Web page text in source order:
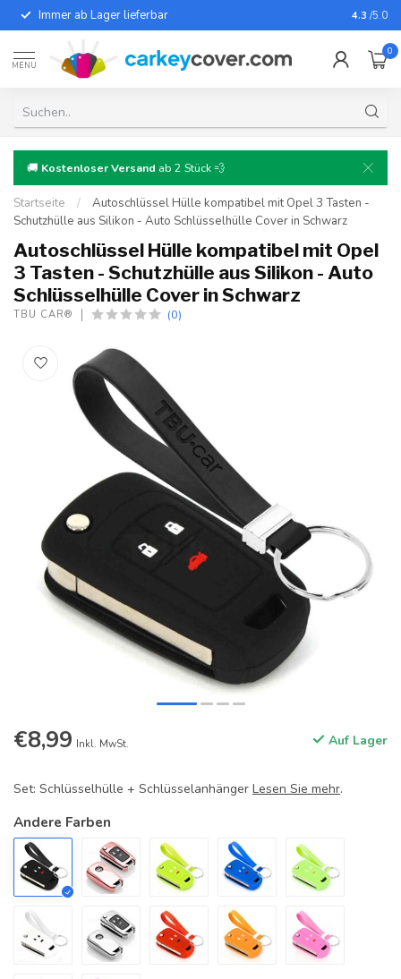
Immer ab Lager lieferbar Für fast
4.3 /5.0
MENU
0
🚚 Kostenloser Versand ab 2 Stück 💨
Startseite /
Autoschlüssel Hülle kompatibel mit Opel 3 Tasten -
Schutzhülle aus Silikon - Auto Schlüsselhülle Cover in Schwarz
Autoschlüssel Hülle kompatibel mit Opel
3 Tasten - Schutzhülle aus Silikon - Auto
Schlüsselhülle Cover in Schwarz
TBU CAR® (0)
€8,99 Inkl. MwSt. Auf Lager
Set: Schlüsselhülle + Schlüsselanhänger Lesen Sie mehr.
Andere Farben